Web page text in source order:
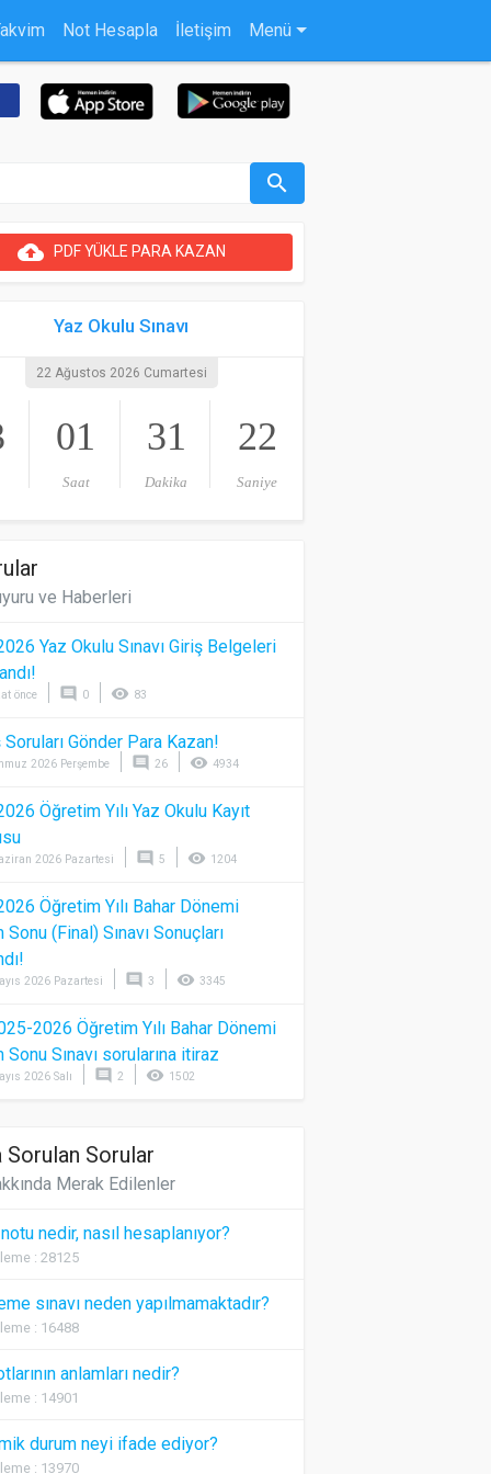
Not Hesapla İletişim Menü
search
cloud_uploadPDF YÜKLE PARA KAZAN
Yaz Okulu Sınavı
22 Ağustos 2026 Cumartesi
01
Saat
31
Dakika
21
Saniye
ve Haberleri
Yaz Okulu Sınavı Giriş Belgeleri
önce comment 0 visibility 83
Soruları Gönder Para Kazan!
2026 Perşembe comment 26 visibility 4934
Öğretim Yılı Yaz Okulu Kayıt
2026 Pazartesi comment 5 visibility 1204
Öğretim Yılı Bahar Dönemi
Sonu (Final) Sınavı Sonuçları
2026 Pazartesi comment 3 visibility 3345
2026 Öğretim Yılı Bahar Dönemi
Sonu Sınavı sorularına itiraz
2026 Salı comment 2 visibility 1502
Sorulan Sorular
Merak Edilenler
nedir, nasıl hesaplanıyor?
: 28125
sınavı neden yapılmamaktadır?
: 16488
anlamları nedir?
: 14901
durum neyi ifade ediyor?
: 13970